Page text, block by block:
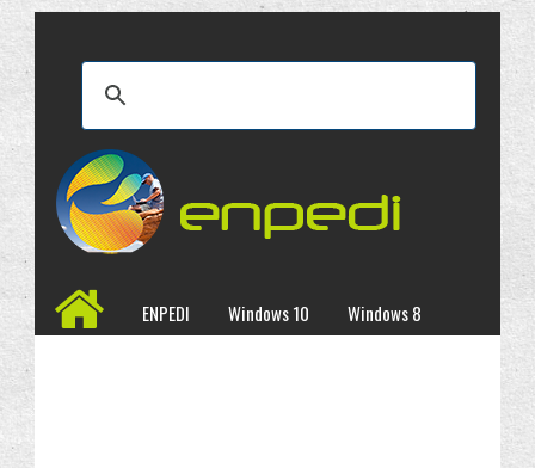
ENPEDI Windows 10
Windows 8